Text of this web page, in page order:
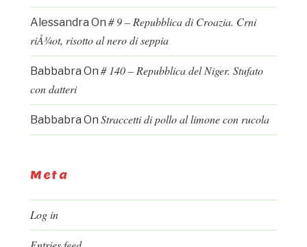
Alessandra On # 9 – Repubblica di Croazia. Crni
riÅ¾ot, risotto al nero di seppia
Babbabra On # 140 – Repubblica del Niger. Stufato
con datteri
Babbabra On Straccetti di pollo al limone con rucola
Meta
Log in